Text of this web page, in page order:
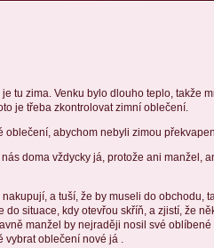
tu zima. Venku bylo dlouho teplo, takže
je třeba zkontrolovat zimní oblečení.
oblečení, abychom nebyli zimou
doma vždycky já, protože ani manžel,
a tuší, že by museli do obchodu,
do situace, kdy otevřou skříň, a zjistí, že
manžel by nejraději nosil své
oblečení nové já .